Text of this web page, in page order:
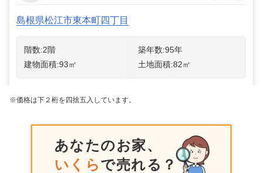
島根県松江市東本町四丁目
階数:2階 築年数:95年
建物面積:93㎡ 土地面積:82㎡
※価格は下２桁を四捨五入しています。
あなたのお家、
いくらで売れる？